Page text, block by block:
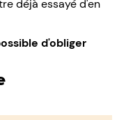
déjà essayéd'en
d'obliger